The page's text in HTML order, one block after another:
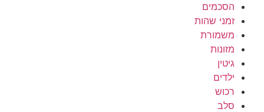
הסכמים
זמני שהות
משמורת
מזונות
גיטין
ילדים
רכוש
סלב